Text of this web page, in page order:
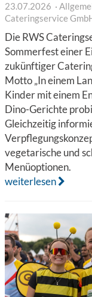
23.07.2026
Cateringservice
Die RWS
Sommerfest einer
zukünftiger
Motto „In einem
Kinder mit einem
Dino-Gerichte
Gleichzeitig
vegetarische und
Menüoptionen.
weiterlesen